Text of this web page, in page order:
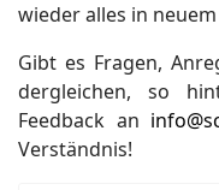
wieder alles in
Gibt es Fragen,
dergleichen, so
Feedback an
Verständnis!